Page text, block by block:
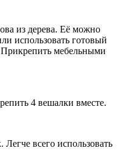
из дерева. Её можно
использовать готовый
мебельными
4 вешалки вместе.
всего использовать